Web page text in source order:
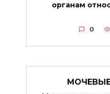
органам
0